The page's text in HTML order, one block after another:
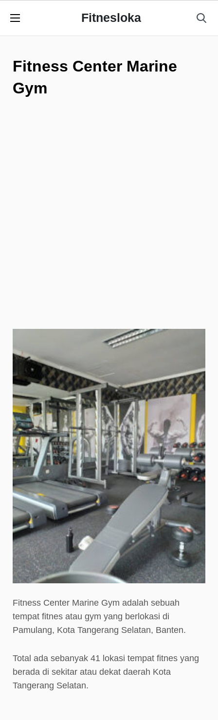
Fitnesloka
Fitness Center Marine
Gym
Fitness Center Marine Gym adalah sebuah
tempat fitnes atau gym yang berlokasi di
Pamulang, Kota Tangerang Selatan, Banten.
Total ada sebanyak 41 lokasi tempat fitnes yang
berada di sekitar atau dekat daerah Kota
Tangerang Selatan.